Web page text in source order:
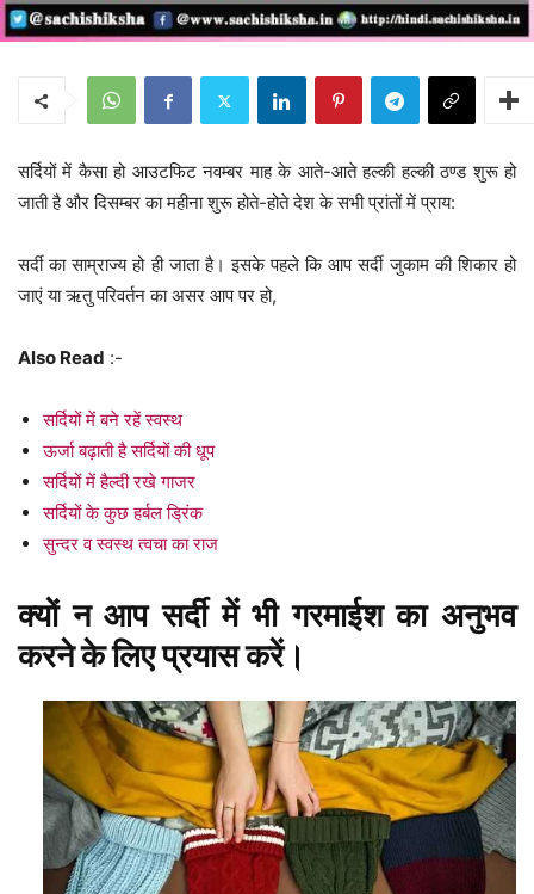
सर्दियों में कैसा हो आउटफिट नवम्बर माह के आते-आते हल्की हल्की ठण्ड शुरू हो
जाती है और दिसम्बर का महीना शुरू होते-होते देश के सभी प्रांतों में प्राय:
सर्दी का साम्राज्य हो ही जाता है। इसके पहले कि आप सर्दी जुकाम की शिकार हो
जाएं या ऋतु परिवर्तन का असर आप पर हो,
Also Read :-
सर्दियों में बने रहें स्वस्थ
ऊर्जा बढ़ाती है सर्दियों की धूप
सर्दियों में हैल्दी रखे गाजर
सर्दियों के कुछ हर्बल ड्रिंक
सुन्दर व स्वस्थ त्वचा का राज
क्यों न आप सर्दी में भी गरमाईश का अनुभव
करने के लिए प्रयास करें।